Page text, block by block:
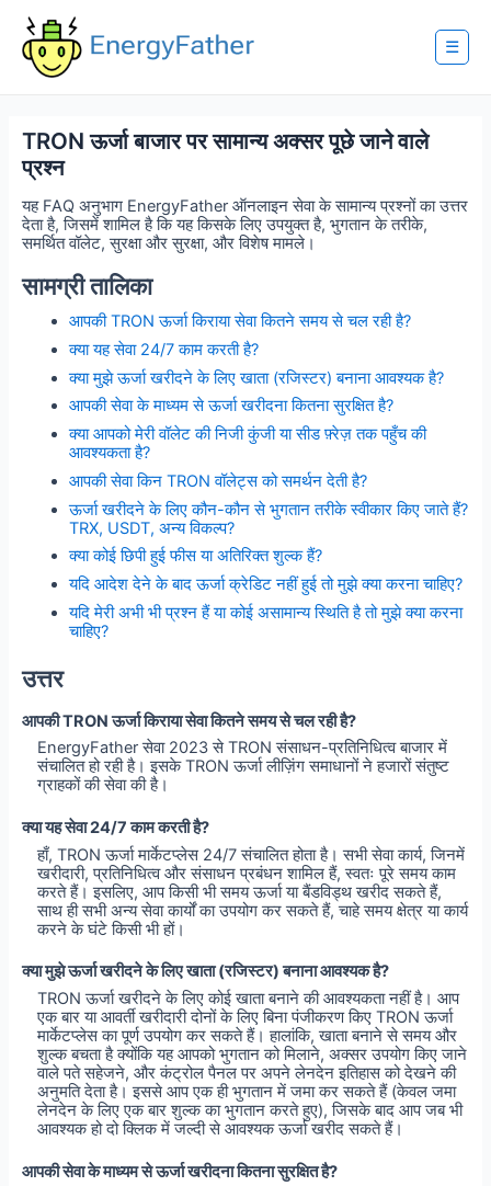
content
☰
TRON ऊर्जा बाजार पर सामान्य अक्सर पूछे जाने वाले
प्रश्न
यह FAQ अनुभाग EnergyFather ऑनलाइन सेवा के सामान्य प्रश्नों का उत्तर
देता है, जिसमें शामिल है कि यह किसके लिए उपयुक्त है, भुगतान के तरीके,
समर्थित वॉलेट, सुरक्षा और सुरक्षा, और विशेष मामले।
सामग्री तालिका
आपकी TRON ऊर्जा किराया सेवा कितने समय से चल रही है?
क्या यह सेवा 24/7 काम करती है?
क्या मुझे ऊर्जा खरीदने के लिए खाता (रजिस्टर) बनाना आवश्यक है?
आपकी सेवा के माध्यम से ऊर्जा खरीदना कितना सुरक्षित है?
क्या आपको मेरी वॉलेट की निजी कुंजी या सीड फ़्रेज़ तक पहुँच की
आवश्यकता है?
आपकी सेवा किन TRON वॉलेट्स को समर्थन देती है?
ऊर्जा खरीदने के लिए कौन-कौन से भुगतान तरीके स्वीकार किए जाते हैं?
TRX, USDT, अन्य विकल्प?
क्या कोई छिपी हुई फीस या अतिरिक्त शुल्क हैं?
यदि आदेश देने के बाद ऊर्जा क्रेडिट नहीं हुई तो मुझे क्या करना चाहिए?
यदि मेरी अभी भी प्रश्न हैं या कोई असामान्य स्थिति है तो मुझे क्या करना
चाहिए?
उत्तर
आपकी TRON ऊर्जा किराया सेवा कितने समय से चल रही है?
EnergyFather सेवा 2023 से TRON संसाधन-प्रतिनिधित्व बाजार में
संचालित हो रही है। इसके TRON ऊर्जा लीज़िंग समाधानों ने हजारों संतुष्ट
ग्राहकों की सेवा की है।
क्या यह सेवा 24/7 काम करती है?
हाँ, TRON ऊर्जा मार्केटप्लेस 24/7 संचालित होता है। सभी सेवा कार्य, जिनमें
खरीदारी, प्रतिनिधित्व और संसाधन प्रबंधन शामिल हैं, स्वतः पूरे समय काम
करते हैं। इसलिए, आप किसी भी समय ऊर्जा या बैंडविड्थ खरीद सकते हैं,
साथ ही सभी अन्य सेवा कार्यों का उपयोग कर सकते हैं, चाहे समय क्षेत्र या कार्य
करने के घंटे किसी भी हों।
क्या मुझे ऊर्जा खरीदने के लिए खाता (रजिस्टर) बनाना आवश्यक है?
TRON ऊर्जा खरीदने के लिए कोई खाता बनाने की आवश्यकता नहीं है। आप
एक बार या आवर्ती खरीदारी दोनों के लिए बिना पंजीकरण किए TRON ऊर्जा
मार्केटप्लेस का पूर्ण उपयोग कर सकते हैं। हालांकि, खाता बनाने से समय और
शुल्क बचता है क्योंकि यह आपको भुगतान को मिलाने, अक्सर उपयोग किए जाने
वाले पते सहेजने, और कंट्रोल पैनल पर अपने लेनदेन इतिहास को देखने की
अनुमति देता है। इससे आप एक ही भुगतान में जमा कर सकते हैं (केवल जमा
लेनदेन के लिए एक बार शुल्क का भुगतान करते हुए), जिसके बाद आप जब भी
आवश्यक हो दो क्लिक में जल्दी से आवश्यक ऊर्जा खरीद सकते हैं।
आपकी सेवा के माध्यम से ऊर्जा खरीदना कितना सुरक्षित है?